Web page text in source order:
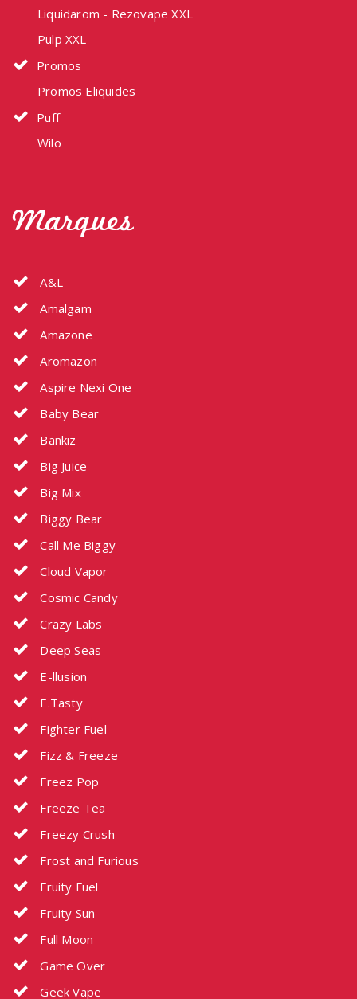
Liquidarom - Rezovape XXL
Pulp XXL
Promos
Promos Eliquides
Puff
Wilo
Marques
A&L
Amalgam
Amazone
Aromazon
Aspire Nexi One
Baby Bear
Bankiz
Big Juice
Big Mix
Biggy Bear
Call Me Biggy
Cloud Vapor
Cosmic Candy
Crazy Labs
Deep Seas
E-llusion
E.Tasty
Fighter Fuel
Fizz & Freeze
Freez Pop
Freeze Tea
Freezy Crush
Frost and Furious
Fruity Fuel
Fruity Sun
Full Moon
Game Over
Geek Vape